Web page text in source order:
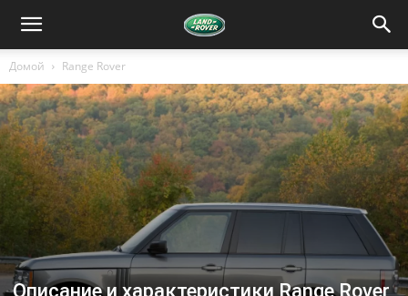
Домой Range Rover
Описание и характеристики Range Rover